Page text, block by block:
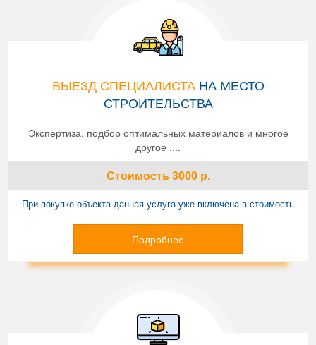
ВЫЕЗД СПЕЦИАЛИСТАНА МЕСТО
СТРОИТЕЛЬСТВА
Экспертиза, подбор оптимальных материалов и многое
другое ....
Стоимость3000р.
При покупке объекта данная услуга уже включена в стоимость
Подробнее